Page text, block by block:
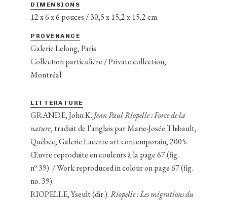
DIMENSIONS
12 x 6 x 6 pouces / 30,5 x 15,2 x 15,2 cm
PROVENANCE
Galerie Lelong, Paris
Collection particulière / Private collection,
Montréal
LITTÉRATURE
GRANDE, John K. Jean Paul Riopelle : Force de la
nature, traduit de l’anglais par Marie-Josée Thibault,
Québec, Galerie Lacerte art contemporain, 2005.
Œuvre reproduite en couleurs à la page 67 (fig.
no 39). / Work reproduced in colour on page 67 (fig.
no. 39).
RIOPELLE, Yseult (dir.).Riopelle :Les migrations du